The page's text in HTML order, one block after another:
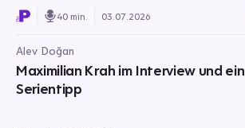
40 min. 03.07.2026
Alev Doğan
Maximilian Krah im Interview und ein
Serientipp